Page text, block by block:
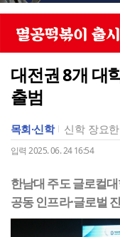
대전권 8개 대
출범
목회·신학 신학 장요
입력 2025. 06. 24 16:54
한남대 주도 글로컬
공동 인프라·글로벌